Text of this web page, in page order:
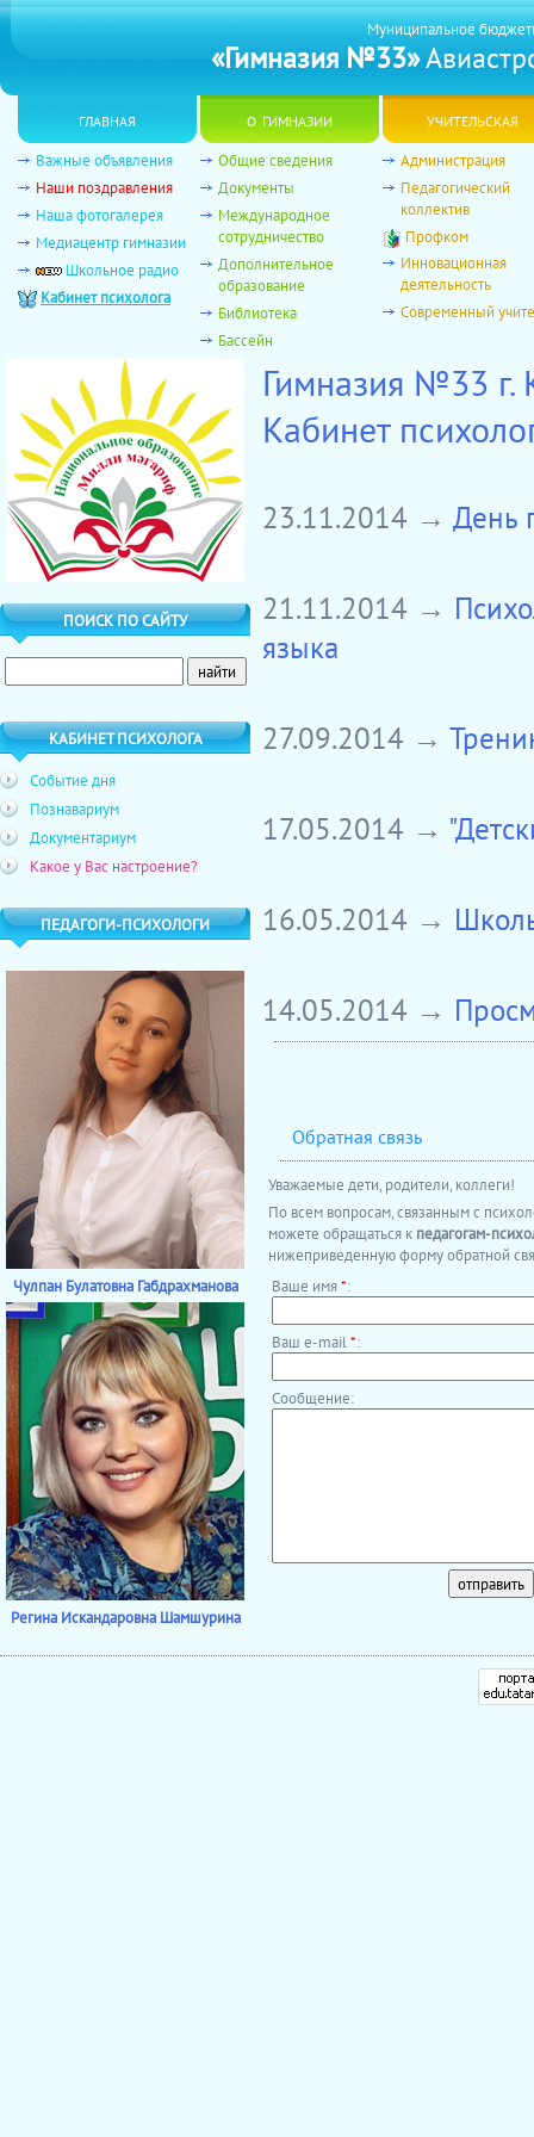
Муниципальное
«Гимназия №33»
главная о гимназии учительская
Важные объявления
Наши поздравления
Наша фотогалерея
Медиацентр гимназии
Школьное радио
Кабинет психолога
Общие сведения
Документы
Международное
сотрудничество
Дополнительное
образование
Библиотека
Бассейн
Администрация
Педагогический
коллектив
Профком
Инновационная
деятельность
Современный
ПОИСК ПО САЙТУ
КАБИНЕТ ПСИХОЛОГА
Событие дня
Познавариум
Документариум
Какое у Вас настроение?
ПЕДАГОГИ-ПСИХОЛОГИ
Чулпан Булатовна Габдрахманова
Регина Искандаровна Шамшурина
Гимназия №33 г.
Кабинет
23.11.2014 → День
21.11.2014 →
языка
27.09.2014 →
17.05.2014 →
16.05.2014 →
14.05.2014 →
Обратная связь
Уважаемые дети, родители, коллеги!
По всем вопросам, связанным с
можете обращаться к педагогам-
нижеприведенную форму обратной
Ваше имя*:
Ваш e-mail*:
Сообщение: